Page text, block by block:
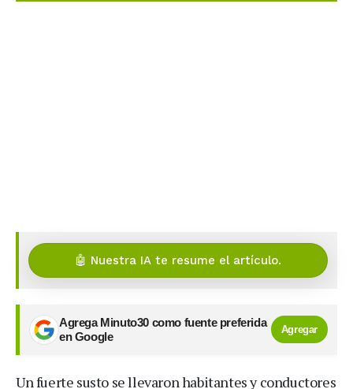
🤖 Nuestra IA te resume el artículo.
Agrega Minuto30 como fuente preferida
en Google
Agregar
Un fuerte susto se llevaron habitantes y conductores